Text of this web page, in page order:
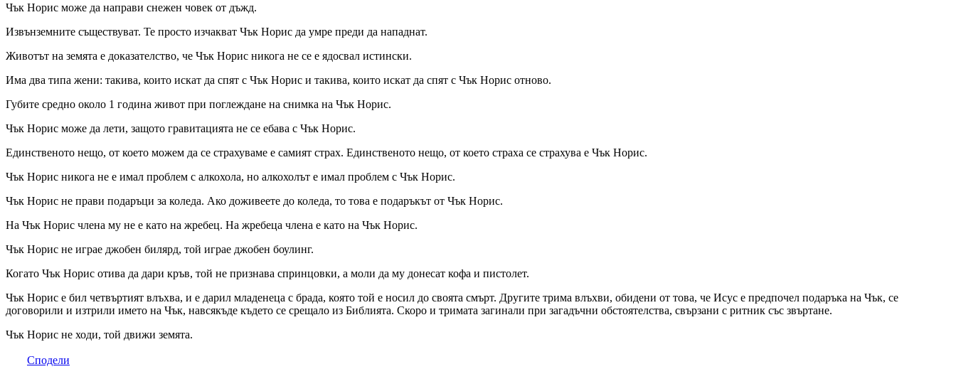
Чък Норис може да направи снежен човек от дъжд.
Извънземните съществуват. Те просто изчакват Чък Норис да умре преди да нападнат.
Животът на земята е доказателство, че Чък Норис никога не се е ядосвал истински.
Има два типа жени: такива, които искат да спят с Чък Норис и такива, които искат да спят с Чък Норис отново.
Губите средно около 1 година живот при поглеждане на снимка на Чък Норис.
Чък Норис може да лети, защото гравитацията не се ебава с Чък Норис.
Единственото нещо, от което можем да се страхуваме е самият страх. Единственото нещо, от което страха се страхува е Чък Норис.
Чък Норис никога не е имал проблем с алкохола, но алкохолът е имал проблем с Чък Норис.
Чък Норис не прави подаръци за коледа. Ако доживеете до коледа, то това е подаръкът от Чък Норис.
На Чък Норис члена му не е като на жребец. На жребеца члена е като на Чък Норис.
Чък Норис не играе джобен билярд, той играе джобен боулинг.
Когато Чък Норис отива да дари кръв, той не признава спринцовки, а моли да му донесат кофа и пистолет.
Чък Норис е бил четвъртият влъхва, и е дарил младенеца с брада, която той е носил до своята смърт. Другите трима влъхви, обидени от това, че Исус е предпочел подаръка на Чък, се
договорили и изтрили името на Чък, навсякъде където се срещало из Библията. Скоро и тримата загинали при загадъчни обстоятелства, свързани с ритник със звъртане.
Чък Норис не ходи, той движи земята.
Сподели